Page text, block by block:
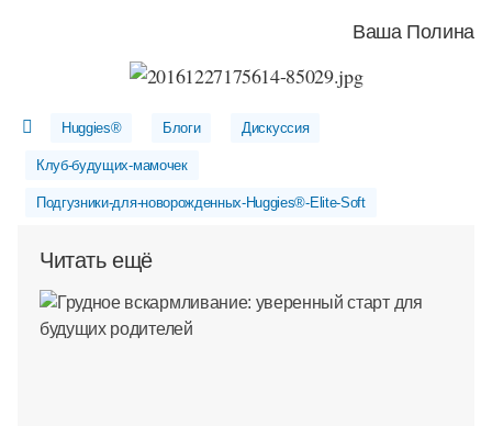
Ваша Полина
Huggies® Блоги Дискуссия
Клуб-будущих-мамочек
Подгузники-для-новорожденных-Huggies®-Elite-Soft
Читать ещё